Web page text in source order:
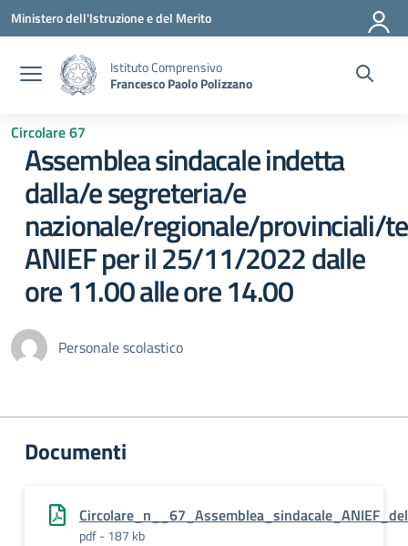
Vai ai contenuti
Vai al menu di navigazione
Vai al footer
Ministero dell'Istruzione e del Merito
Istituto Comprensivo
Francesco Paolo Polizzano
Circolare 67
Assemblea sindacale indetta
dalla/e segreteria/e
nazionale/regionale/provinciali/
ANIEF per il 25/11/2022 dalle
ore 11.00 alle ore 14.00
Personale scolastico
Documenti
pdf - 187 kb